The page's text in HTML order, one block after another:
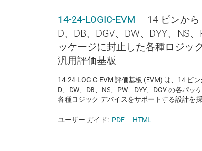
14-24-LOGIC-EVM — 14 ピンから
D、DB、DGV、DW、DYY、NS
ッケージに封止した各種ロジッ
汎用評価基板
14-24-LOGIC-EVM 評価基板 (EVM) は、14 ピ
D、DW、DB、NS、PW、DYY、DGV の各パッ
各種ロジック デバイスをサポートする設計を採
ユーザー ガイド: PDF | HTML